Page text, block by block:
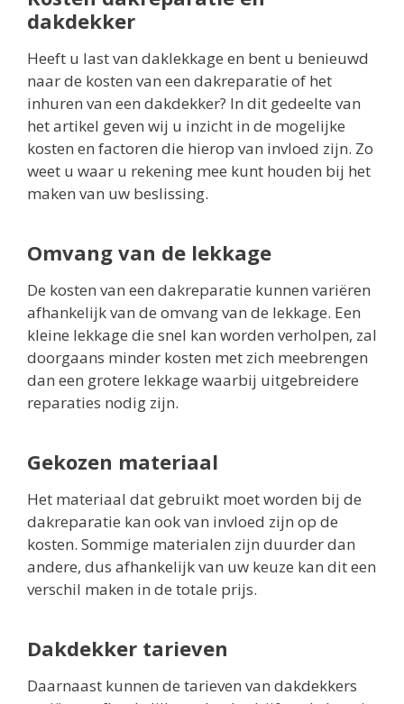
dakdekker
Heeft u last van daklekkage en bent u benieuwd
naar de kosten van een dakreparatie of het
inhuren van een dakdekker? In dit gedeelte van
het artikel geven wij u inzicht in de mogelijke
kosten en factoren die hierop van invloed zijn. Zo
weet u waar u rekening mee kunt houden bij het
maken van uw beslissing.
Omvang van de lekkage
De kosten van een dakreparatie kunnen variëren
afhankelijk van de omvang van de lekkage. Een
kleine lekkage die snel kan worden verholpen, zal
doorgaans minder kosten met zich meebrengen
dan een grotere lekkage waarbij uitgebreidere
reparaties nodig zijn.
Gekozen materiaal
Het materiaal dat gebruikt moet worden bij de
dakreparatie kan ook van invloed zijn op de
kosten. Sommige materialen zijn duurder dan
andere, dus afhankelijk van uw keuze kan dit een
verschil maken in de totale prijs.
Dakdekker tarieven
Daarnaast kunnen de tarieven van dakdekkers